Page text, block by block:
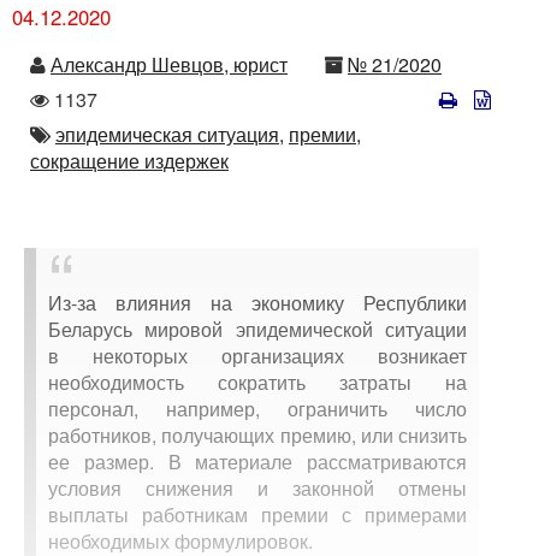
04.12.2020
Автор
Александр Шевцов, юрист Номер
№ 21/2020
Количество
просмотров
1137
Автор
эпидемическая ситуация, премии,
сокращение издержек
Из-за влияния на экономику Республики
Беларусь мировой эпидемической ситуации
в некоторых организациях возникает
необходимость сократить затраты на
персонал, например, ограничить число
работников, получающих премию, или снизить
ее размер. В материале рассматриваются
условия снижения и законной отмены
выплаты работникам премии с примерами
необходимых формулировок.